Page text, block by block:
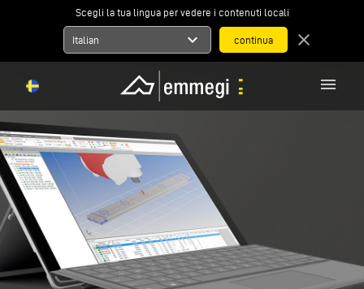
Scegli la tua lingua per vedere i contenuti locali
Italian expand_more close
menu